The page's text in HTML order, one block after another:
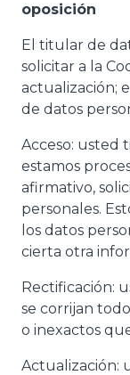
oposición
El titular de
solicitar a la
actualización;
de datos
Acceso: usted
estamos
afirmativo,
personales.
los datos
cierta otra
Rectificación:
se corrijan
o inexactos
Actualización: